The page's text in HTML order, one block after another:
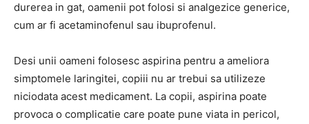
durerea in gat, oamenii pot folosi si analgezice generice,
cum ar fi acetaminofenul sau ibuprofenul.
Desi unii oameni folosesc aspirina pentru a ameliora
simptomele laringitei, copiii nu ar trebui sa utilizeze
niciodata acest medicament. La copii, aspirina poate
provoca o complicatie care poate pune viata in pericol,